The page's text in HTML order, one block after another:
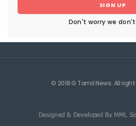
SIGN UP
Don't worry we
© 2018 G Tamil News. All
Designed & Developed By MML